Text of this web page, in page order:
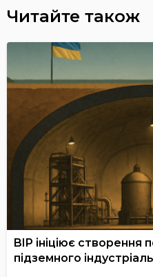
Читайте також
BIP ініціює створення
підземного